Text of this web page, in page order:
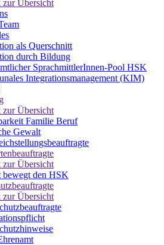
zur Übersicht
als Querschnitt
durch Bildung
SprachmittlerInnen-Pool HSK
Integrationsmanagement (KIM)
zur Übersicht
Familie Beruf
Gewalt
zur Übersicht
den HSK
zur Übersicht